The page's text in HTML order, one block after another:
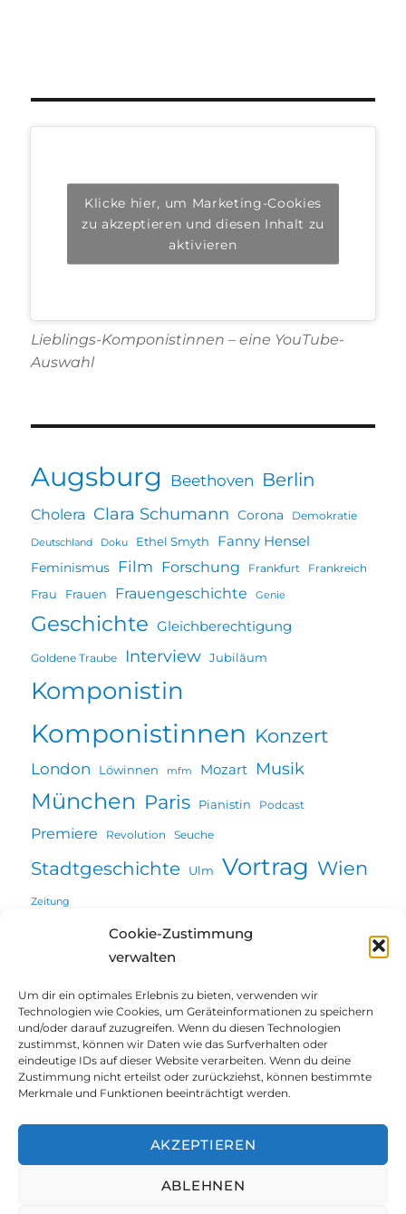
Cookie-Zustimmung
verwalten
Um dir ein optimales Erlebnis zu bieten, verwenden wir
Technologien wie Cookies, um Geräteinformationen zu speichern
und/oder darauf zuzugreifen. Wenn du diesen Technologien
zustimmst, können wir Daten wie das Surfverhalten oder
eindeutige IDs auf dieser Website verarbeiten. Wenn du deine
Zustimmung nicht erteilst oder zurückziehst, können bestimmte
Merkmale und Funktionen beeinträchtigt werden.
AKZEPTIEREN
ABLEHNEN
Klicke hier, um Marketing-Cookies
zu akzeptieren und diesen Inhalt zu
aktivieren
Lieblings-Komponistinnen – eine YouTube-
Auswahl
Augsburg Beethoven Berlin
Cholera Clara Schumann Corona Demokratie
Deutschland Doku Ethel Smyth Fanny Hensel
Feminismus Film Forschung Frankfurt Frankreich
Frau Frauen Frauengeschichte Genie
Geschichte Gleichberechtigung
Goldene Traube Interview Jubiläum
Komponistin
Komponistinnen Konzert
London Löwinnen mfm Mozart Musik
München Paris Pianistin Podcast
Premiere Revolution Seuche
Stadtgeschichte Ulm Vortrag Wien
Zeitung
Über mich
Projekte | Vorträge
öffnen
Blog@Augsburg